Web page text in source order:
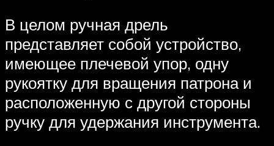
В целом ручная дрель
представляет собой устройство,
имеющее плечевой упор, одну
рукоятку для вращения патрона и
расположенную с другой стороны
ручку для удержания инструмента.